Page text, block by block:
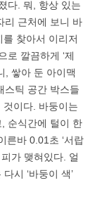
다. 뭐, 항상 있는
리 근처에 보니 바
찾아서 이리저
로 깔끔하게 ‘제
, 쌓아 둔 아이맥
스틱 공간 박스들
이다. 바둥이는
순식간에 털이 한
른바 0.01초 ‘서랍
가 맺혀있다. 얼
시 ‘바둥이 색’